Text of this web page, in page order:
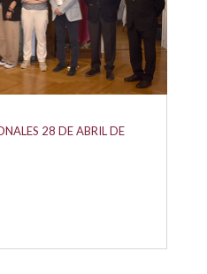
28 DE ABRIL DE